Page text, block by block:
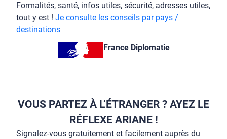
Formalités, santé, infos utiles, sécurité, adresses utiles,
tout y est ! Je consulte les conseils par pays /
destinations
France Diplomatie
VOUS PARTEZ À L’ÉTRANGER ? AYEZ LE
RÉFLEXE ARIANE !
Signalez-vous gratuitement et facilement auprès du